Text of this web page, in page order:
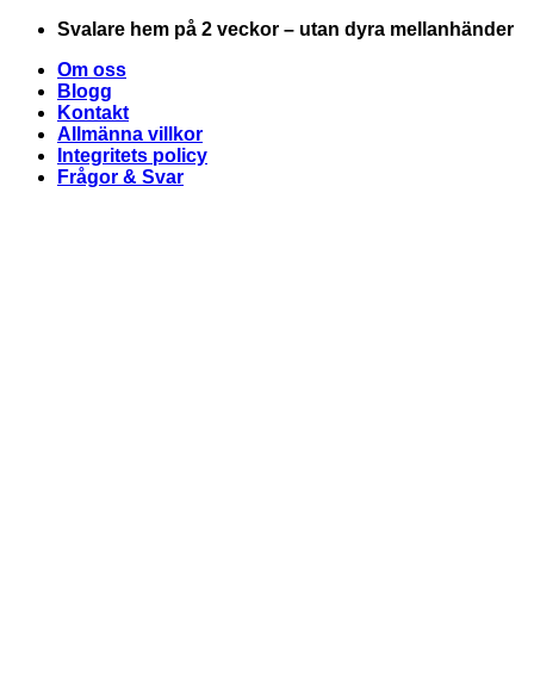
Skip
content
Svalare hem på 2 veckor – utan dyra mellanhänder
Om oss
Blogg
Kontakt
Allmänna villkor
Integritets policy
Frågor & Svar